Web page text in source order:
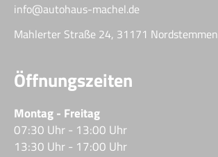
info@autohaus-machel.de
Mahlerter Straße 24, 31171 Nordstemmen
Öffnungszeiten
Montag - Freitag
07:30 Uhr - 13:00 Uhr
13:30 Uhr - 17:00 Uhr